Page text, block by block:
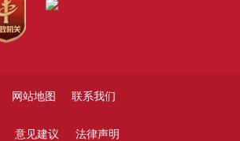
网站地图 联系我们
意见建议 法律声明